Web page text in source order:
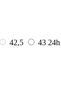
42,5 43 24h